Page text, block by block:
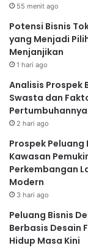
55 menit ago
Potensi Bisnis
yang Menjadi
Menjanjikan
1 hari ago
Analisis Prospek
Swasta dan
Pertumbuhannya
2 hari ago
Prospek Peluang
Kawasan
Perkembangan
Modern
3 hari ago
Peluang Bisnis
Berbasis Desain
Hidup Masa Kini